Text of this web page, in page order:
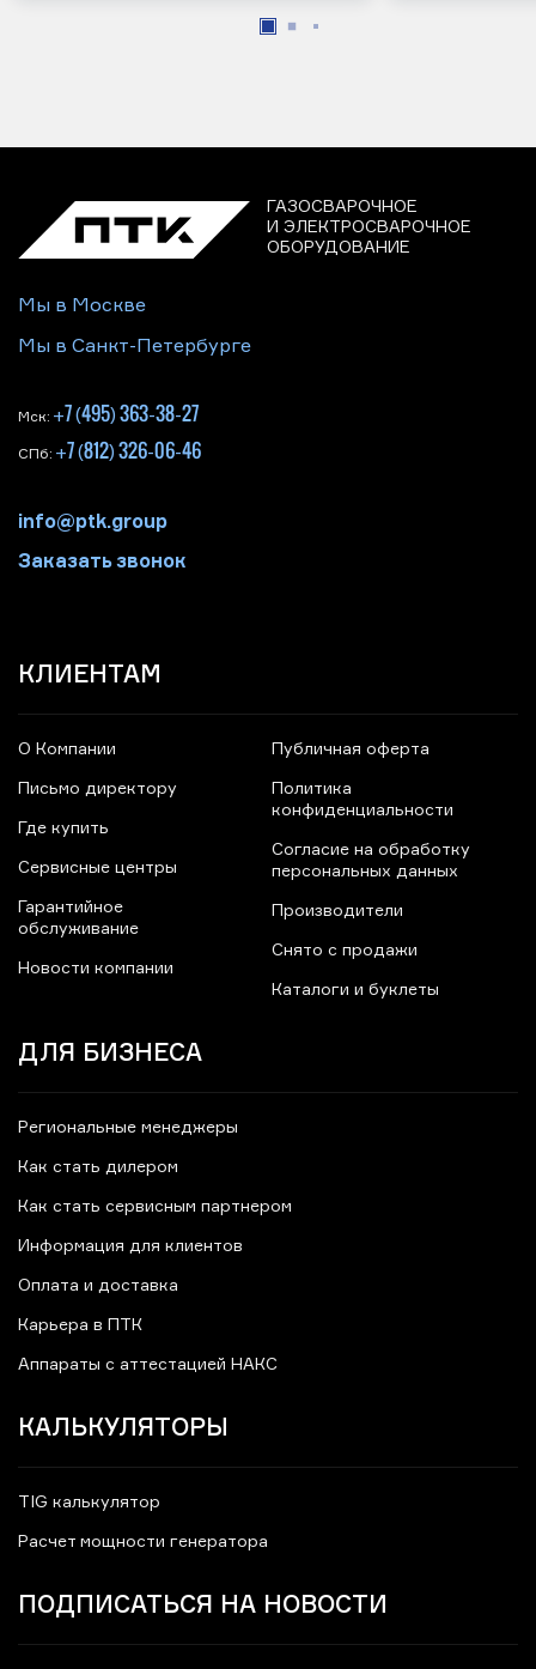
ГАЗОСВАРОЧНОЕ
И ЭЛЕКТРОСВАРОЧНОЕ
ОБОРУДОВАНИЕ
Мы в Москве
Мы в Санкт-Петербурге
Мск: +7 (495) 363-38-27
СПб: +7 (812) 326-06-46
info@ptk.group
Заказать звонок
КЛИЕНТАМ
О Компании
Письмо директору
Где купить
Сервисные центры
Гарантийное
обслуживание
Новости компании
Публичная оферта
Политика
конфиденциальности
Согласие на обработку
персональных данных
Производители
Снято с продажи
Каталоги и буклеты
ДЛЯ БИЗНЕСА
Региональные менеджеры
Как стать дилером
Как стать сервисным партнером
Информация для клиентов
Оплата и доставка
Карьера в ПТК
Аппараты с аттестацией НАКС
КАЛЬКУЛЯТОРЫ
TIG калькулятор
Расчет мощности генератора
ПОДПИСАТЬСЯ НА НОВОСТИ